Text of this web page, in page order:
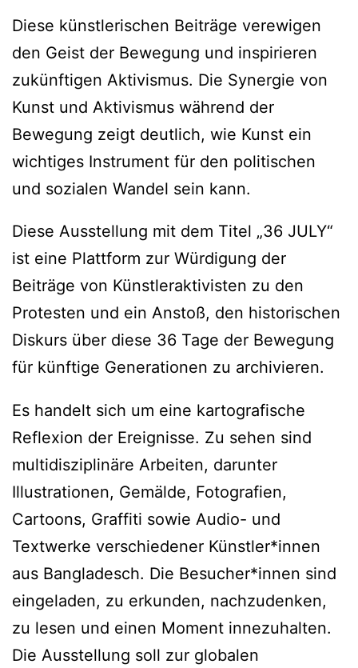
Diese künstlerischen Beiträge verewigen
den Geist der Bewegung und inspirieren
zukünftigen Aktivismus. Die Synergie von
Kunst und Aktivismus während der
Bewegung zeigt deutlich, wie Kunst ein
wichtiges Instrument für den politischen
und sozialen Wandel sein kann.
Diese Ausstellung mit dem Titel „36 JULY“
ist eine Plattform zur Würdigung der
Beiträge von Künstleraktivisten zu den
Protesten und ein Anstoß, den historischen
Diskurs über diese 36 Tage der Bewegung
für künftige Generationen zu archivieren.
Es handelt sich um eine kartografische
Reflexion der Ereignisse. Zu sehen sind
multidisziplinäre Arbeiten, darunter
Illustrationen, Gemälde, Fotografien,
Cartoons, Graffiti sowie Audio- und
Textwerke verschiedener Künstler*innen
aus Bangladesch. Die Besucher*innen sind
eingeladen, zu erkunden, nachzudenken,
zu lesen und einen Moment innezuhalten.
Die Ausstellung soll zur globalen